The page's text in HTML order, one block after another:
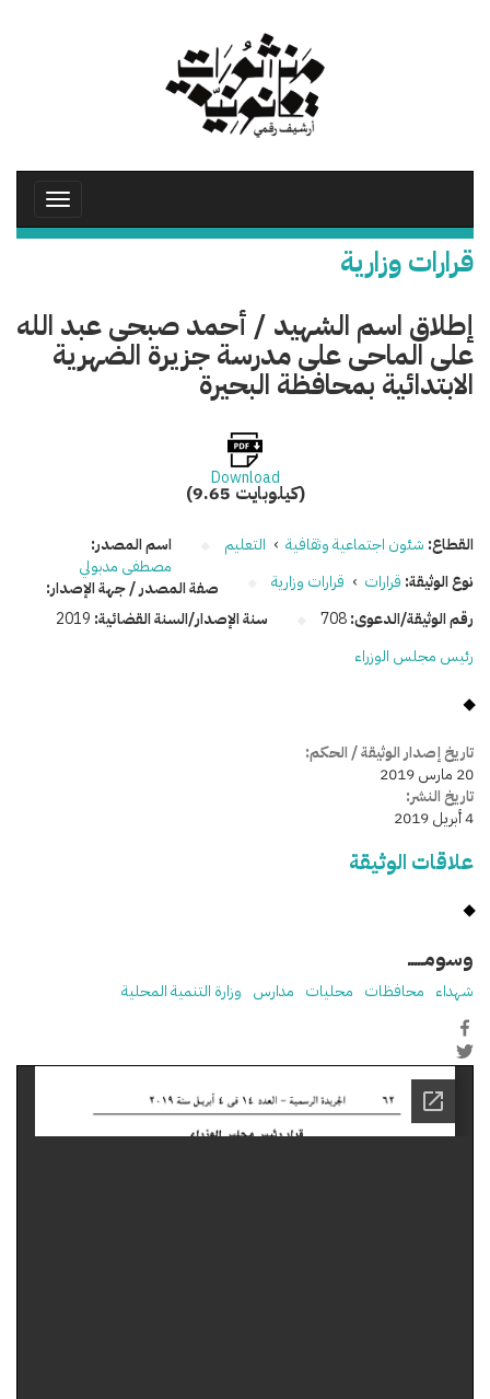
Toggle
قرارات وزارية
إطلاق اسم الشهيد / أحمد صبحى عبد الله
على الماحى على مدرسة جزيرة الضهرية
الابتدائية بمحافظة البحيرة
Download
(9.65 كيلوبايت)
القطاع: شئون اجتماعية وثقافية › التعليم
نوع الوثيقة: قرارات › قرارات وزارية
رقم الوثيقة/الدعوى:708 سنة الإصدار/السنة القضائية: 2019
اسم المصدر:
مصطفى مدبولي
صفة المصدر / جهة الإصدار:
رئيس مجلس الوزراء
تاريخ إصدار الوثيقة / الحكم:
20 مارس 2019
تاريخ النشر:
4 أبريل 2019
علاقات الوثيقة
وسومـــــ
شهداء محافظات محليات مدارس وزارة التنمية المحلية